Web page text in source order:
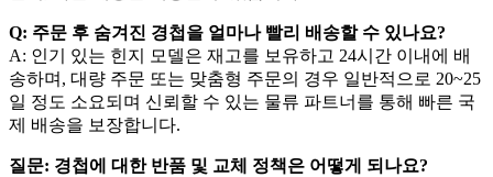
Q: 주문 후 숨겨진 경첩을 얼마나 빨리 배송할 수 있나요?
A: 인기 있는 힌지 모델은 재고를 보유하고 24시간 이내에 배
송하며, 대량 주문 또는 맞춤형 주문의 경우 일반적으로 20~25
일 정도 소요되며 신뢰할 수 있는 물류 파트너를 통해 빠른 국
제 배송을 보장합니다.
질문: 경첩에 대한 반품 및 교체 정책은 어떻게 되나요?